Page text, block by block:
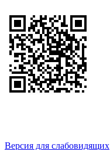
Версия для слабовидящих